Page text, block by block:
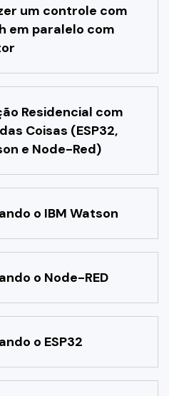
um controle com
em paralelo com
Residencial com
Coisas (ESP32,
e Node-Red)
o IBM Watson
o Node-RED
o ESP32